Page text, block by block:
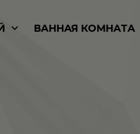
ВАННАЯ КОМНАТА